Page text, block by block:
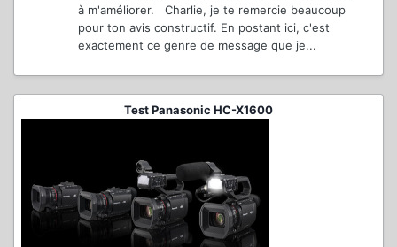
à m'améliorer. Charlie, je te remercie beaucoup
pour ton avis constructif. En postant ici, c'est
exactement ce genre de message que je...
Test Panasonic HC-X1600